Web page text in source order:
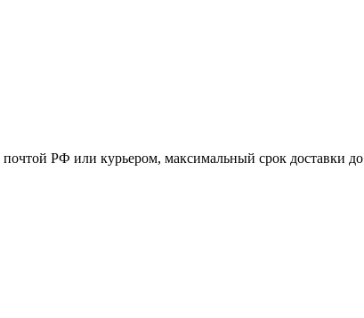
почтой РФ или курьером, максимальный срок доставки до